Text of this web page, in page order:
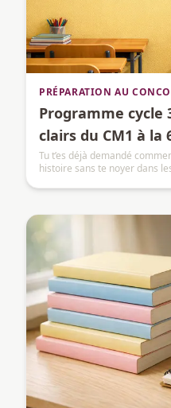
PRÉPARATION AU
Programme cycle
clairs du CM1 à la
Tu t’es déjà demandé
histoire sans te noyer dans